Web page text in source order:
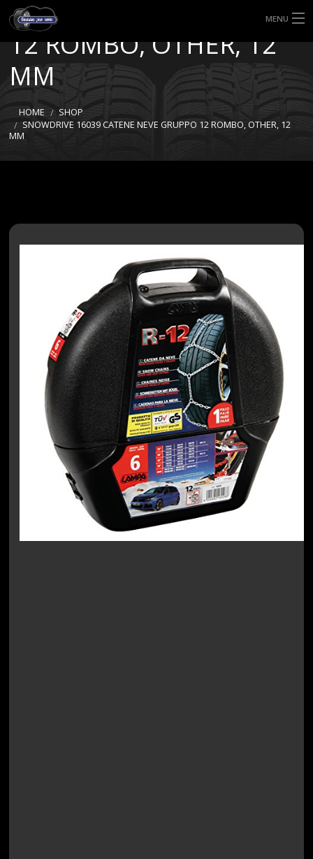
MENU
HOME
TIPI DI GOMME
MISURE GOMME
CATENE NEVE GRUPPO
12 ROMBO, OTHER, 12
MM
HOME
SHOP
SNOWDRIVE 16039 CATENE NEVE GRUPPO 12 ROMBO, OTHER, 12
MM